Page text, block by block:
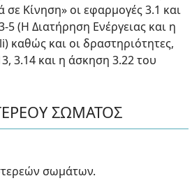
σε Κίνηση» οι εφαρμογές 3.1 και
(Η Διατήρηση Ενέργειας και η
καθώς και οι δραστηριότητες,
3.14 και η άσκηση 3.22 του
ΣΩΜΑΤΟΣ
σωμάτων.